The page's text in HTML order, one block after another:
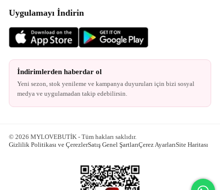
Uygulamayı İndirin
İndirimlerden haberdar ol
Yeni sezon, stok yenileme ve kampanya duyuruları için bizi sosyal
medya ve uygulamadan takip edebilirsin.
© 2026 MYLOVEBUTİK - Tüm hakları saklıdır.
Gizlilik Politikası ve ÇerezlerSatış Genel ŞartlarıÇerez AyarlarıSite Haritası